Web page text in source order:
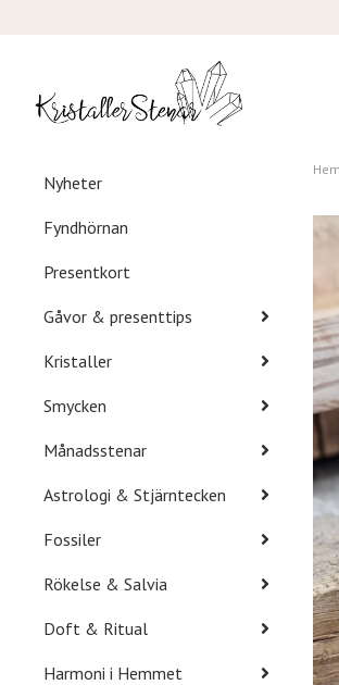
Nyheter
Fyndhörnan
Presentkort
Gåvor & presenttips
Kristaller
Smycken
Månadsstenar
Astrologi & Stjärntecken
Fossiler
Rökelse & Salvia
Doft & Ritual
Harmoni i Hemmet
Hem